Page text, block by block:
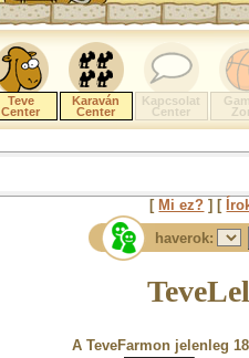
Teve
Center
Karaván
Center
Kapcsolat
Center
[ Mi ez? ] [
haverok:
A TeveFarmon jelenleg